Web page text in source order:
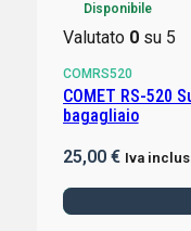
Disponibile
Valutato 0su 5
COMRS520
COMET RS-520
bagagliaio
25,00 € Iva